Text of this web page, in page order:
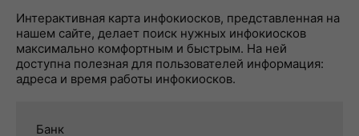
Интерактивная карта инфокиосков, представленная на
нашем сайте, делает поиск нужных инфокиосков
максимально комфортным и быстрым. На ней
доступна полезная для пользователей информация:
адреса и время работы инфокиосков.
Банк